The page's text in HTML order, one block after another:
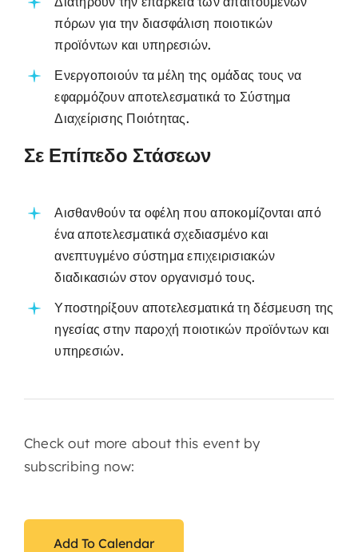
πόρων για την διασφάλιση ποιοτικών
προϊόντων και υπηρεσιών.
Ενεργοποιούν τα μέλη της ομάδας τους να
εφαρμόζουν αποτελεσματικά το Σύστημα
Διαχείρισης Ποιότητας.
Σε Επίπεδο Στάσεων
Αισθανθούν τα οφέλη που αποκομίζονται από
ένα αποτελεσματικά σχεδιασμένο και
ανεπτυγμένο σύστημα επιχειρισιακών
διαδικασιών στον οργανισμό τους.
Υποστηρίξουν αποτελεσματικά τη δέσμευση της
ηγεσίας στην παροχή ποιοτικών προϊόντων και
υπηρεσιών.
Check out more about this event by
subscribing now:
Add To Calendar